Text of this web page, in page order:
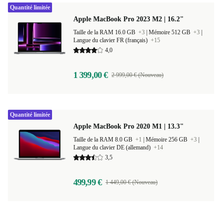
Apple MacBook Pro 2023 M2 | 16.2"
Taille de la RAM 16.0 GB +3 Mémoire 512 GB +3
Langue du clavier FR (français) +15
4,0
1 399,00 € 2 999,00 € (Nouveau)
Quantité limitée
Apple MacBook Pro 2020 M1 | 13.3"
Taille de la RAM 8.0 GB +1 Mémoire 256 GB +3
Langue du clavier DE (allemand) +14
3,5
499,99 € 1 449,00 € (Nouveau)
Quantité limitée